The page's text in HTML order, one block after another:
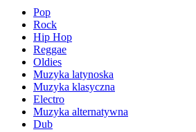
Pop
Rock
Hip Hop
Reggae
Oldies
Muzyka latynoska
Muzyka klasyczna
Electro
Muzyka alternatywna
Dub